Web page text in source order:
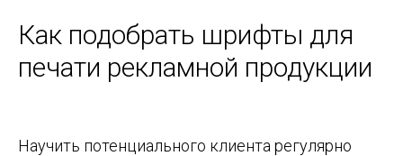
Как подобрать шрифты для
печати рекламной продукции
Научить потенциального клиента регулярно